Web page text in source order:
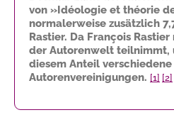
von »Idéologie et théorie
normalerweise zusätzlich
Rastier. Da François
der Autorenwelt teilnimmt,
diesem Anteil verschiedene
Autorenvereinigungen. [1] [2]